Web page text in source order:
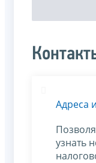
Адреса
узнать